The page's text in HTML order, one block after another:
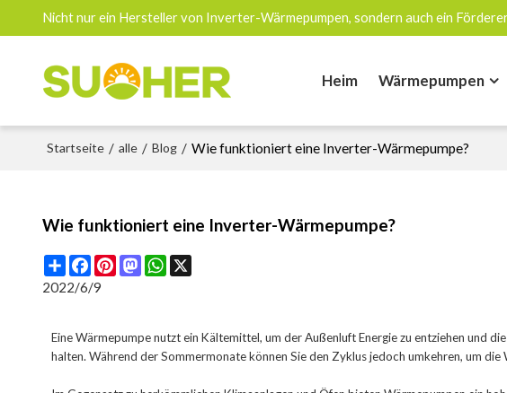
Nicht nur ein Hersteller von Inverter-Wärmepumpen, sondern auch ein
Heim Wärmepumpen
Startseite / alle / Blog / Wie funktioniert eine Inverter-Wärmepumpe?
Wie funktioniert eine Inverter-Wärmepumpe?
ShareFacebook
Pinterest
MastodonWhatsApp
X
2022/6/9
Eine Wärmepumpe nutzt ein Kältemittel, um der Außenluft Energie zu entziehen und
halten. Während der Sommermonate können Sie den Zyklus jedoch umkehren, um